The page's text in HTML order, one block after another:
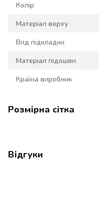
Колір
Матеріал верху
Вид підкладки
Матеріал підошви
Країна виробник
Розмірна сітка
Відгуки